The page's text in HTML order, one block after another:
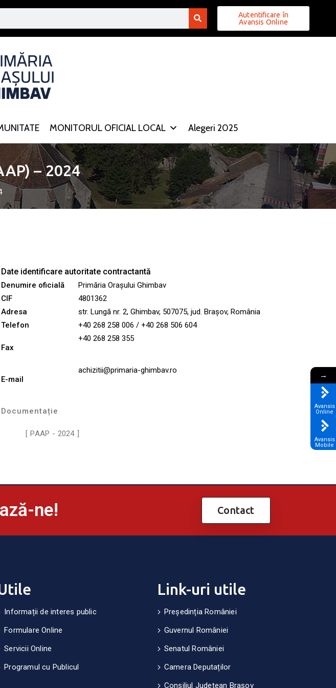
Autentificare în
Avansis Online
MONITORUL OFICIAL LOCAL Alegeri 2025
– 2024
Date identificare autoritate contractantă
Denumire oficială
Primăria Orașului Ghimbav
CIF
4801362
Adresa
str. Lungă nr. 2, Ghimbav, 507075, jud. Brașov, România
Telefon
+40 268 258 006 / +40 268 506 604
Fax
+40 268 258 355
E-mail
achizitii@primaria-ghimbav.ro
Documentație
[ PAAP - 2024 ]
ne! Contact
Informații de interes public
Formulare Online
Servicii Online
Programul cu Publicul
Link-uri utile
Președinția României
Guvernul României
Senatul României
Camera Deputaților
Consiliul Județean Brașov
→
Avansis
Online
Avansis
Mobile